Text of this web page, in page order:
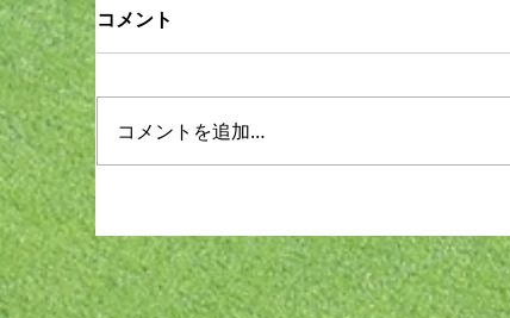
“STRAIGHTLINK” for オート
バイ
コメント
コメントを追加…